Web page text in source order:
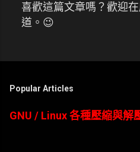
張
喜歡這篇文章嗎？歡迎
道。😉
Popular Articles
GNU / Linux 各種壓縮與解